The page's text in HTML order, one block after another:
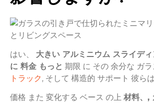
はい、 大きい アルミニウム スライデ
に 料金 もっと 期限 に その 余分な ガ
トラック , そして 構造的 サポート 彼らは
価格 また 変化する ベース の上 材料、,